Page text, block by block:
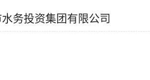
务投资集团有限公司